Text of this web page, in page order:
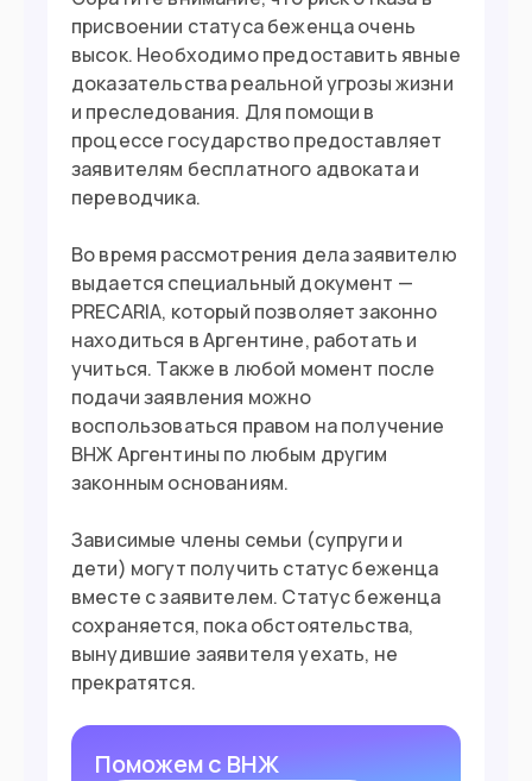
присвоении статуса беженца очень
высок. Необходимо предоставить явные
доказательства реальной угрозы жизни
и преследования. Для помощи в
процессе государство предоставляет
заявителям бесплатного адвоката и
переводчика.
Во время рассмотрения дела заявителю
выдается специальный документ —
PRECARIA, который позволяет законно
находиться в Аргентине, работать и
учиться. Также в любой момент после
подачи заявления можно
воспользоваться правом на получение
ВНЖ Аргентины по любым другим
законным основаниям.
Зависимые члены семьи (супруги и
дети) могут получить статус беженца
вместе с заявителем. Статус беженца
сохраняется, пока обстоятельства,
вынудившие заявителя уехать, не
прекратятся.
Поможем с ВНЖ